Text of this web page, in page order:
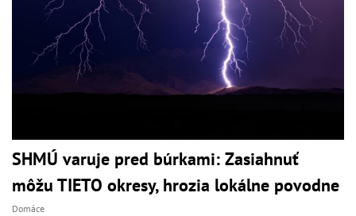
SHMÚ varuje pred búrkami: Zasiahnuť
môžu TIETO okresy, hrozia lokálne povodne
Domáce